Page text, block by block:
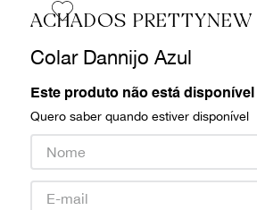
ACHADOS PRETTYNEW
Colar Dannijo Azul
Este produto não está
Quero saber quando estiver disponível
chanel
valentino
paula raia
burberry
louis vuitton